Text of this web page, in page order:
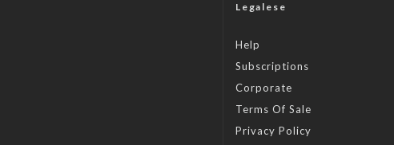
Legalese
Help
Subscriptions
Corporate
Terms Of Sale
Privacy Policy